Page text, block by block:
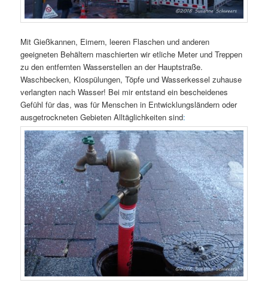
Mit Gießkannen, Eimern, leeren Flaschen und anderen
geeigneten Behältern maschierten wir etliche Meter und Treppen
zu den entfernten Wasserstellen an der Hauptstraße.
Waschbecken, Klospülungen, Töpfe und Wasserkessel zuhause
verlangten nach Wasser! Bei mir entstand ein bescheidenes
Gefühl für das, was für Menschen in Entwicklungsländern oder
ausgetrockneten Gebieten Alltäglichkeiten sind: